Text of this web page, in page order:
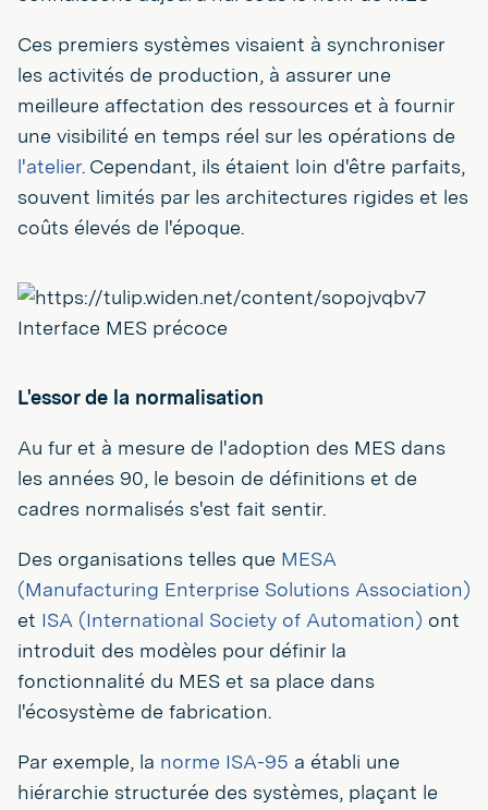
Ces premiers systèmes visaient à synchroniser
les activités de production, à assurer une
meilleure affectation des ressources et à fournir
une visibilité en temps réel sur les opérations de
l'atelier. Cependant, ils étaient loin d'être parfaits,
souvent limités par les architectures rigides et les
coûts élevés de l'époque.
Interface MES précoce
L'essor de la normalisation
Au fur et à mesure de l'adoption des MES dans
les années 90, le besoin de définitions et de
cadres normalisés s'est fait sentir.
Des organisations telles que MESA
(Manufacturing Enterprise Solutions Association)
et ISA (International Society of Automation) ont
introduit des modèles pour définir la
fonctionnalité du MES et sa place dans
l'écosystème de fabrication.
Par exemple, la norme ISA-95 a établi une
hiérarchie structurée des systèmes, plaçant le